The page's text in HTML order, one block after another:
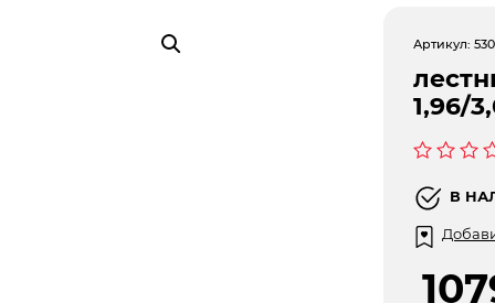
Артикул:
1,96/
0
из
5
В